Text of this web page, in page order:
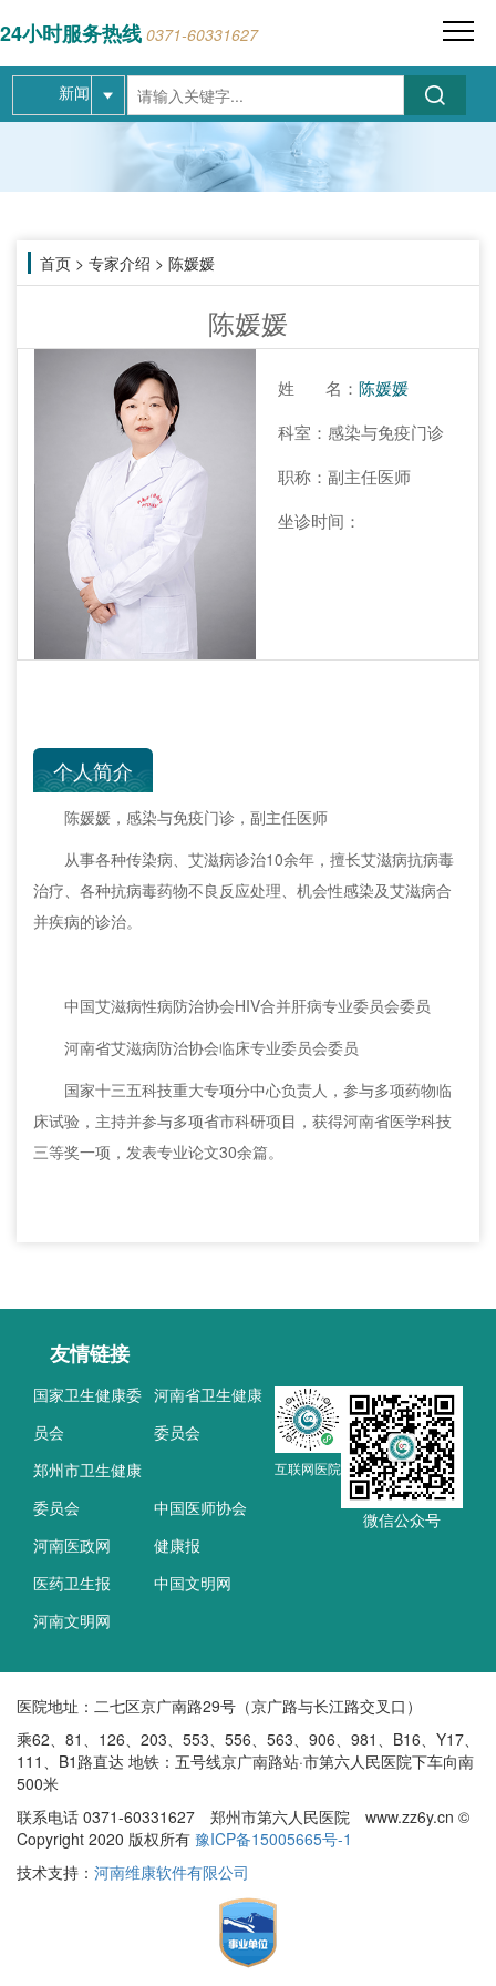
24小时服务热线 0371-60331627
新闻
首页 > 专家介绍 > 陈媛媛
陈媛媛
姓 名： 陈媛媛
科室： 感染与免疫门诊
职称： 副主任医师
坐诊时间：
个人简介
陈媛媛，感染与免疫门诊，副主任医师
从事各种传染病、艾滋病诊治10余年，擅长艾滋病抗病毒
治疗、各种抗病毒药物不良反应处理、机会性感染及艾滋病合
并疾病的诊治。
中国艾滋病性病防治协会HIV合并肝病专业委员会委员
河南省艾滋病防治协会临床专业委员会委员
国家十三五科技重大专项分中心负责人，参与多项药物临
床试验，主持并参与多项省市科研项目，获得河南省医学科技
三等奖一项，发表专业论文30余篇。
友情链接
国家卫生健康委
员会
河南省卫生健康
委员会
郑州市卫生健康
委员会
中国医师协会
河南医政网
健康报
医药卫生报
中国文明网
河南文明网
互联网医院
微信公众号
医院地址：二七区京广南路29号（京广路与长江路交叉口）
乘62、81、126、203、553、556、563、906、981、B16、Y17、
111、B1路直达 地铁：五号线京广南路站·市第六人民医院下车向南
500米
联系电话 0371-60331627 郑州市第六人民医院 www.zz6y.cn ©
Copyright 2020 版权所有 豫ICP备15005665号-1
技术支持： 河南维康软件有限公司